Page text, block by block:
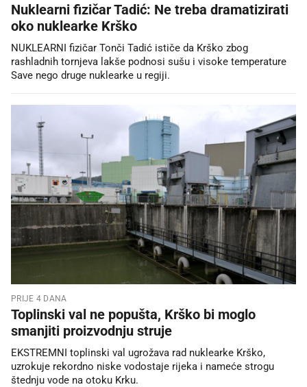
Nuklearni fizičar Tadić: Ne treba dramatizirati
oko nuklearke Krško
NUKLEARNI fizičar Tonči Tadić ističe da Krško zbog
rashladnih tornjeva lakše podnosi sušu i visoke temperature
Save nego druge nuklearke u regiji.
PRIJE 4 DANA
Toplinski val ne popušta, Krško bi moglo
smanjiti proizvodnju struje
EKSTREMNI toplinski val ugrožava rad nuklearke Krško,
uzrokuje rekordno niske vodostaje rijeka i nameće strogu
štednju vode na otoku Krku.